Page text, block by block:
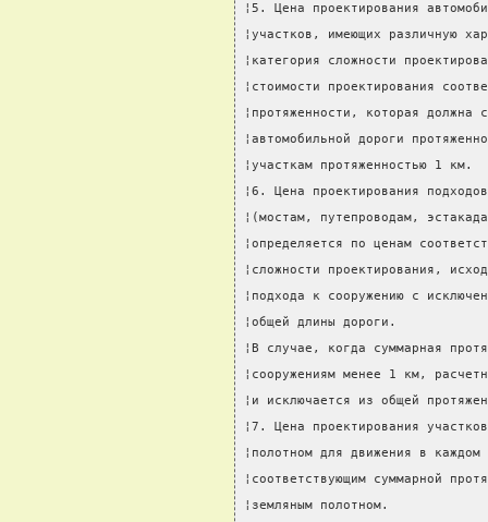
¦5. Цена проектирования
¦участков, имеющих различную
¦категория сложности
¦стоимости проектирования
¦протяженности, которая
¦автомобильной дороги
¦участкам
¦6. Цена проектирования
¦(мостам, путепроводам,
¦определяется по ценам
¦сложности проектирования,
¦подхода к сооружению с
¦общей длины дороги.
¦В случае, когда суммарная
¦сооружениям менее 1 км,
¦и исключается из общей
¦7. Цена проектирования
¦полотном для движения в
¦соответствующим суммарной
¦земляным полотном.